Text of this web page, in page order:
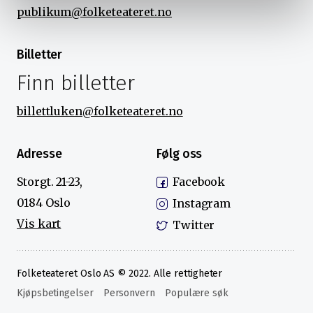
humor, Dag Sørås.
Doug Stanhope turnerer ikke om dagen, men har sagt
besøk. Dette blir garantert en kveld utenom det
vanlige!
publikum@folketeateret.no
Billetter
Finn billetter
billettluken@folketeateret.no
Adresse
Storgt. 21-23,
0184 Oslo
Vis kart
Følg oss
Facebook
Instagram
Twitter
Folketeateret Oslo AS © 2022. Alle rettigheter
Kjøpsbetingelser
Personvern Populære søk